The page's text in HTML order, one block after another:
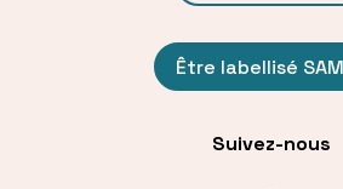
Être labellisé
Suivez-nous